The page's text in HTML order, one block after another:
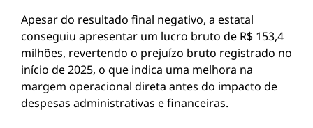
Apesar do resultado final negativo, a estatal
conseguiu apresentar um lucro bruto de R$ 153,4
milhões, revertendo o prejuízo bruto registrado no
início de 2025, o que indica uma melhora na
margem operacional direta antes do impacto de
despesas administrativas e financeiras.